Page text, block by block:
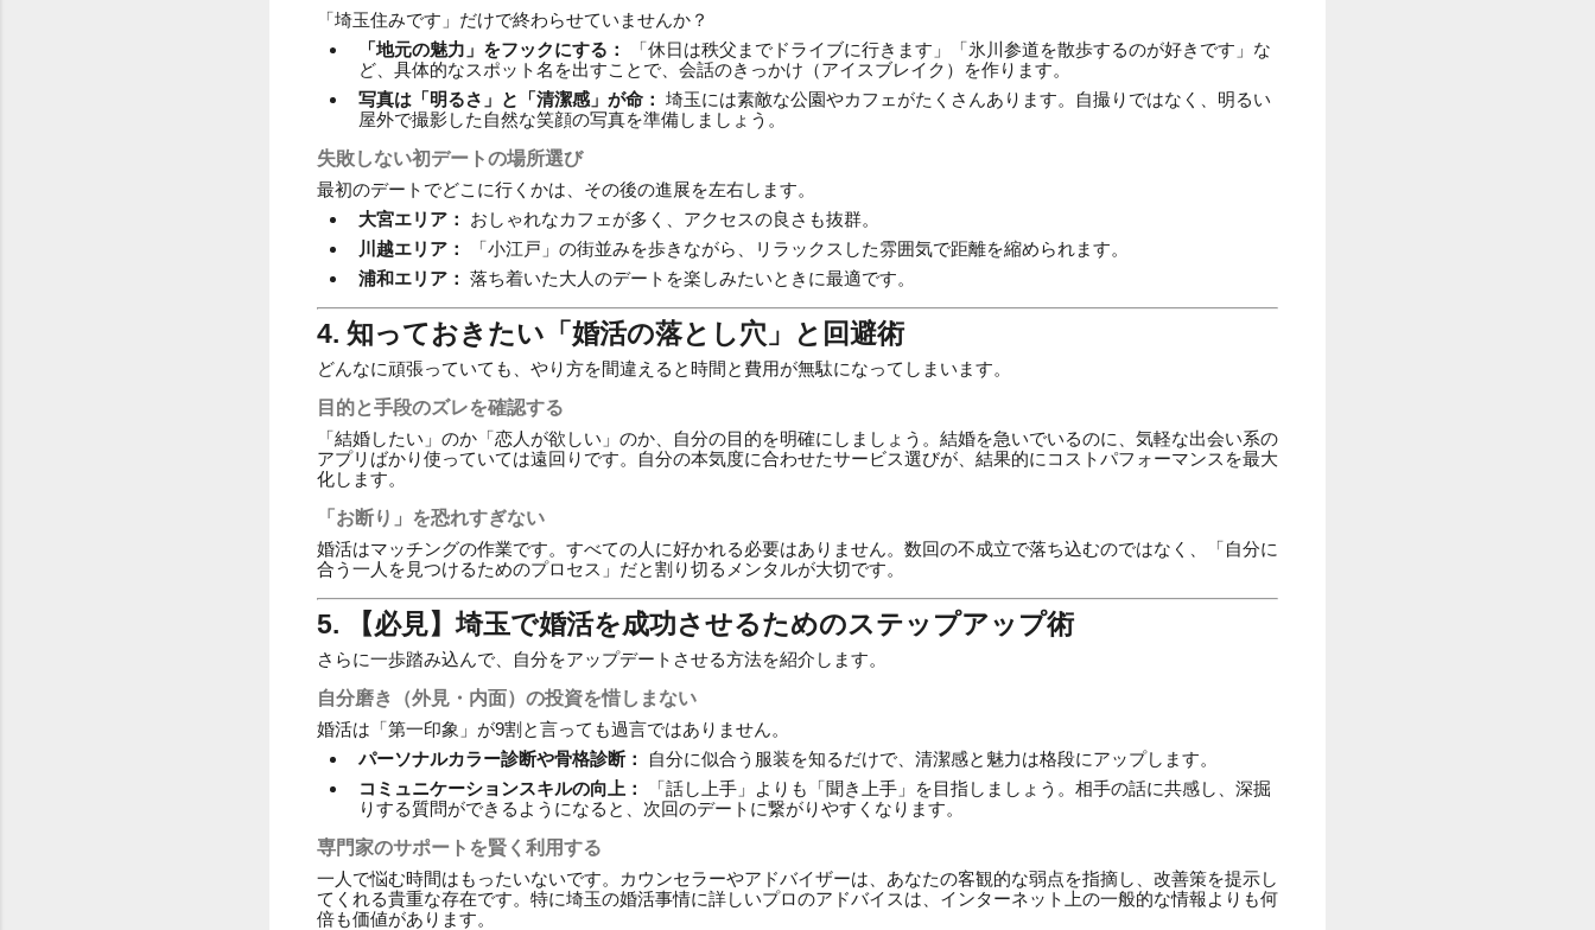
「埼玉住みです」だけで終わらせていませんか？
「地元の魅力」をフックにする：
「休日は秩父までドライブに行きます」「氷川参道を散歩するのが好きです」な
ど、具体的なスポット名を出すことで、会話のきっかけ（アイスブレイク）を作ります。
写真は「明るさ」と「清潔感」が命： 埼玉には素敵な公園やカフェがたくさんあります。自撮りではなく、明るい
屋外で撮影した自然な笑顔の写真を準備しましょう。
失敗しない初デートの場所選び
最初のデートでどこに行くかは、その後の進展を左右します。
大宮エリア：
おしゃれなカフェが多く、アクセスの良さも抜群。
川越エリア：
「小江戸」の街並みを歩きながら、リラックスした雰囲気で距離を縮められます。
浦和エリア： 落ち着いた大人のデートを楽しみたいときに最適です。
4. 知っておきたい「婚活の落とし穴」と回避術
どんなに頑張っていても、やり方を間違えると時間と費用が無駄になってしまいます。
目的と手段のズレを確認する
「結婚したい」のか「恋人が欲しい」のか、自分の目的を明確にしましょう。結婚を急いでいるのに、気軽な出会い系の
アプリばかり使っていては遠回りです。自分の本気度に合わせたサービス選びが、結果的にコストパフォーマンスを最大
化します。
「お断り」を恐れすぎない
婚活はマッチングの作業です。すべての人に好かれる必要はありません。数回の不成立で落ち込むのではなく、「自分に
合う一人を見つけるためのプロセス」だと割り切るメンタルが大切です。
5. 【必見】埼玉で婚活を成功させるためのステップアップ術
さらに一歩踏み込んで、自分をアップデートさせる方法を紹介します。
自分磨き（外見・内面）の投資を惜しまない
婚活は「第一印象」が9割と言っても過言ではありません。
パーソナルカラー診断や骨格診断：
自分に似合う服装を知るだけで、清潔感と魅力は格段にアップします。
コミュニケーションスキルの向上：
「話し上手」よりも「聞き上手」を目指しましょう。相手の話に共感し、深掘
りする質問ができるようになると、次回のデートに繋がりやすくなります。
専門家のサポートを賢く利用する
一人で悩む時間はもったいないです。カウンセラーやアドバイザーは、あなたの客観的な弱点を指摘し、改善策を提示し
てくれる貴重な存在です。特に埼玉の婚活事情に詳しいプロのアドバイスは、インターネット上の一般的な情報よりも何
倍も価値があります。